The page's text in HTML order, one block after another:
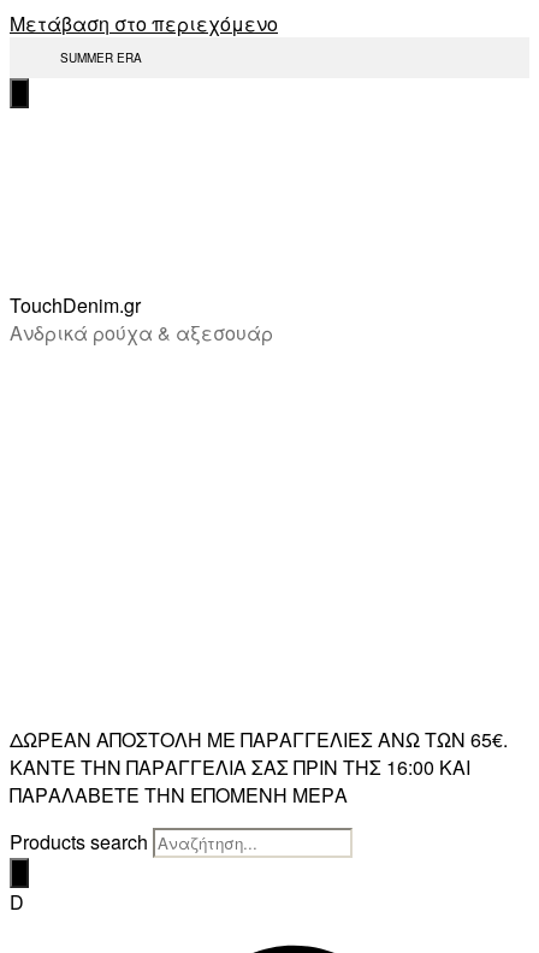
Μετάβαση στο περιεχόμενο
SUMMER ERA
TouchDenim.gr
Ανδρικά ρούχα & αξεσουάρ
ΔΩΡΕΑΝ ΑΠΟΣΤΟΛΗ ΜΕ ΠΑΡΑΓΓΕΛΙΕΣ ΑΝΩ ΤΩΝ 65€.
ΚΑΝΤΕ ΤΗΝ ΠΑΡΑΓΓΕΛΙΑ ΣΑΣ ΠΡΙΝ ΤΗΣ 16:00 ΚΑΙ
ΠΑΡΑΛΑΒΕΤΕ ΤΗΝ ΕΠΟΜΕΝΗ ΜΕΡΑ
Products search
D